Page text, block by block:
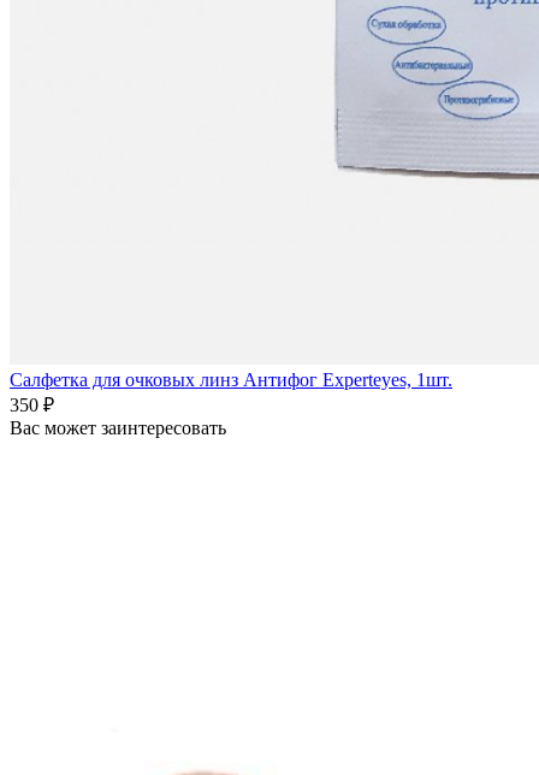
Салфетка для очковых линз Антифог Experteyes, 1шт.
350 ₽
Вас может заинтересовать